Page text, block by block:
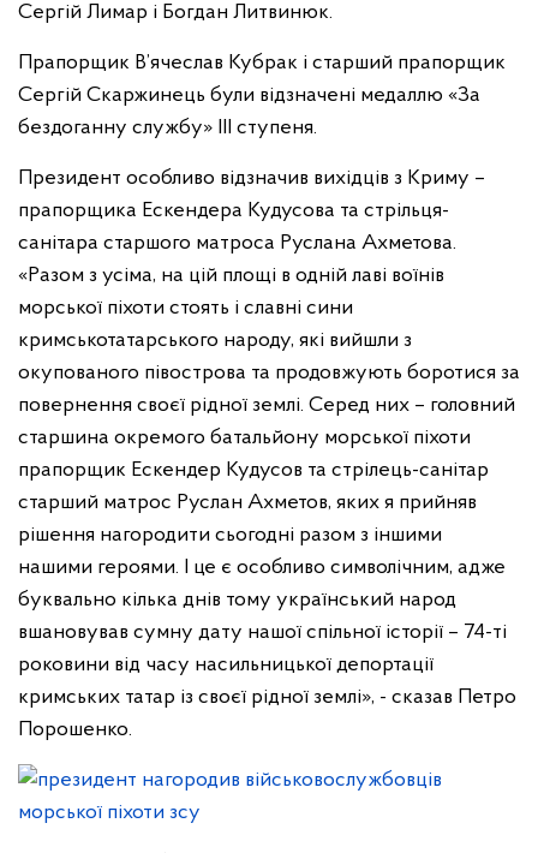
Сергій Лимар і Богдан Литвинюк.
Прапорщик В’ячеслав Кубрак і старший прапорщик
Сергій Скаржинець були відзначені медаллю «За
бездоганну службу» ІІІ ступеня.
Президент особливо відзначив вихідців з Криму –
прапорщика Ескендера Кудусова та стрільця-
санітара старшого матроса Руслана Ахметова.
«Разом з усіма, на цій площі в одній лаві воїнів
морської піхоти стоять і славні сини
кримськотатарського народу, які вийшли з
окупованого півострова та продовжують боротися за
повернення своєї рідної землі. Серед них – головний
старшина окремого батальйону морської піхоти
прапорщик Ескендер Кудусов та стрілець-санітар
старший матрос Руслан Ахметов, яких я прийняв
рішення нагородити сьогодні разом з іншими
нашими героями. І це є особливо символічним, адже
буквально кілька днів тому український народ
вшановував сумну дату нашої спільної історії – 74-ті
роковини від часу насильницької депортації
кримських татар із своєї рідної землі», - сказав Петро
Порошенко.